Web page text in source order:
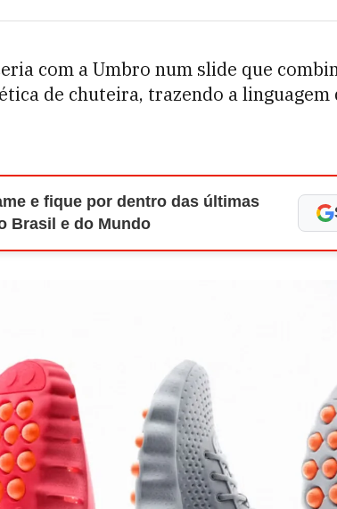
com a Umbro num slide que
de chuteira, trazendo a
e fique por dentro das últimas
Brasil e do Mundo